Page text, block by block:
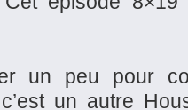
un peu pour
un autre